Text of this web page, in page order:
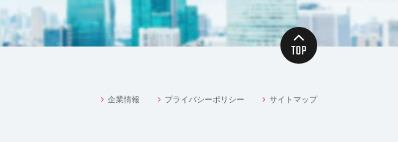
企業情報 プライバシーポリシー サイトマップ